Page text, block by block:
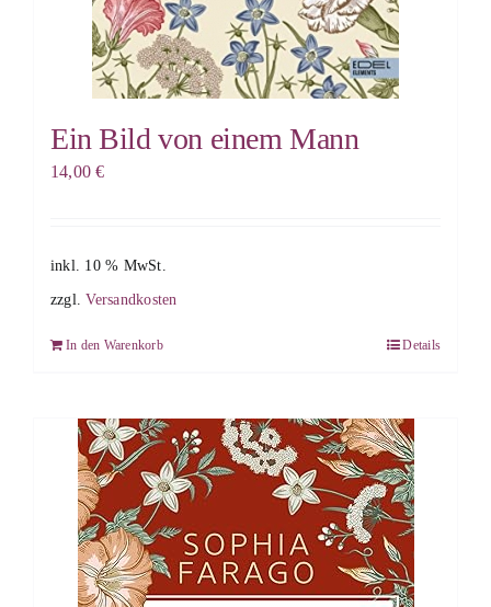
Ein Bild von einem Mann
14,00€
inkl. 10 % MwSt.
zzgl.Versandkosten
In den Warenkorb Details